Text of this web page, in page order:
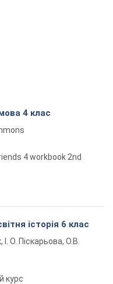
4 клас
4 workbook 2nd
історія 6 клас
І. О. Піскарьова, О.В.
курс